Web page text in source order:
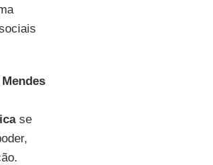
Mendes
se